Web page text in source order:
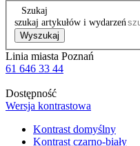
Szukaj
szukaj artykułów i wydarzeń
Wyszukaj
Linia miasta Poznań
61 646 33 44
Dostępność
Wersja kontrastowa
Kontrast domyślny
Kontrast czarno-biały